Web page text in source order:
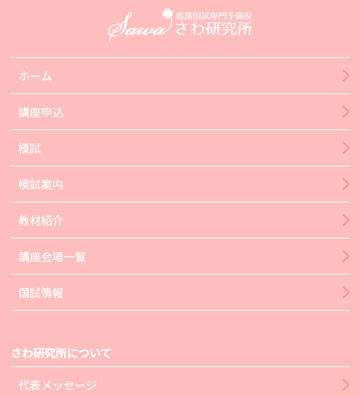
ホーム
講座申込
模試
模試案内
教材紹介
講座会場一覧
国試情報
さわ研究所について
代表メッセージ